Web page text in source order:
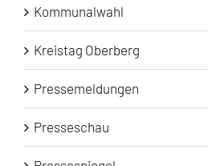
Kommunalwahl
Kreistag Oberberg
Pressemeldungen
Presseschau